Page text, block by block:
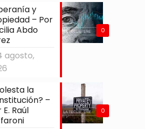
0
y
– Por
Abdo
agosto,
0
la
–
E. Raúl